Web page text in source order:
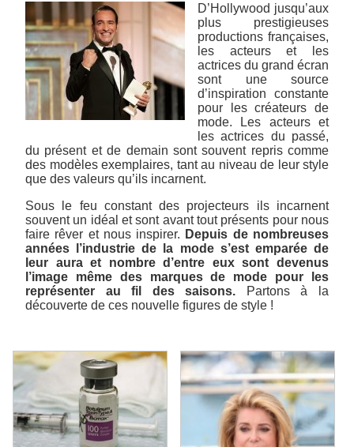
D’Hollywood jusqu’aux
plus prestigieuses
productions françaises,
les acteurs et les
actrices du grand écran
sont une source
d’inspiration constante
pour les créateurs de
mode. Les acteurs et
les actrices du passé,
du présent et de demain sont souvent repris comme
des modèles exemplaires, tant au niveau de leur style
que des valeurs qu’ils incarnent.
Sous le feu constant des projecteurs ils incarnent
souvent un idéal et sont avant tout présents pour nous
faire rêver et nous inspirer. Depuis de nombreuses
années l’industrie de la mode s’est emparée de
leur aura et nombre d’entre eux sont devenus
l’image même des marques de mode pour les
représenter au fil des saisons. Partons à la
découverte de ces nouvelle figures de style !